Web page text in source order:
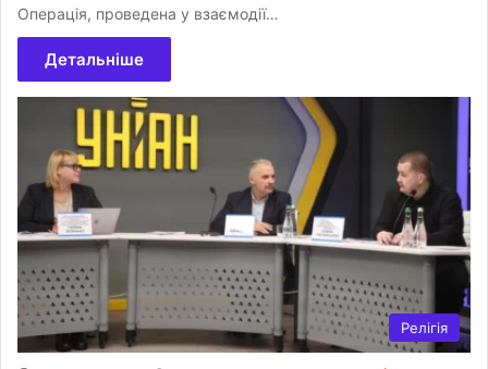
Операція, проведена у взаємодії…
Детальніше
Релігія